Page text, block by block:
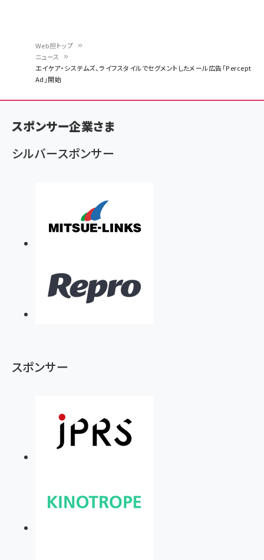
く
ず
Web担トップ
ニュース
エイケア・システムズ、ライフスタイルでセグメントしたメール広告「Percept
Ad」開始
スポンサー企業さま
シルバースポンサー
スポンサー